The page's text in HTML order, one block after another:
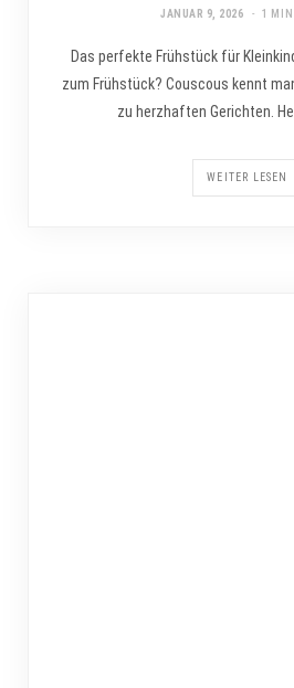
JANUAR 9, 2026 1
Das perfekte Frühstück für
zum Frühstück? Couscous kennt
zu herzhaften Gerichten.
WEITER LESEN